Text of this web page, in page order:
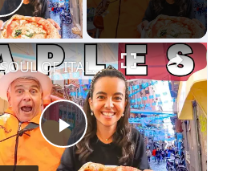
Play Video
×
Play
THE SOUL OF ITALY! 🇮🇹 THIS IS WHY YOU HAVE TO VISIT NAPLES ITALY!